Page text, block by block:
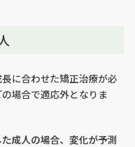
に合わせた矯正治療が必
場合で適応外となりま
成人の場合、変化が予測